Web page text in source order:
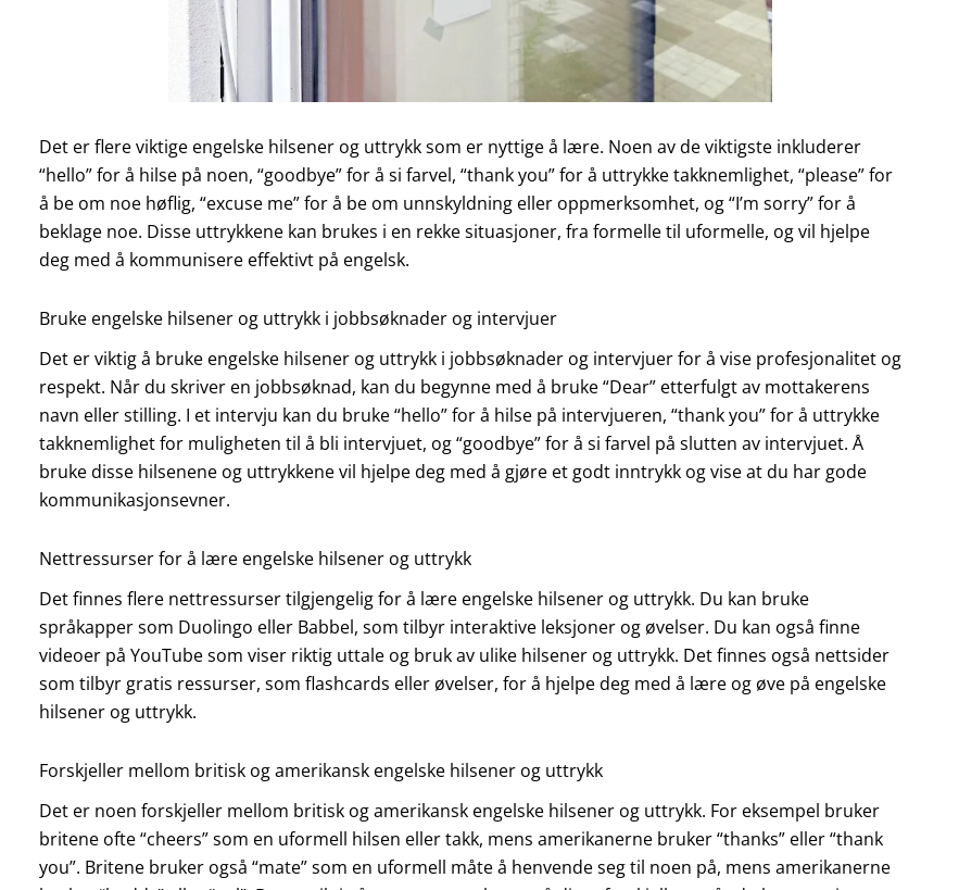
Det er flere viktige engelske hilsener og uttrykk som er nyttige å lære. Noen av de viktigste inkluderer
“hello” for å hilse på noen, “goodbye” for å si farvel, “thank you” for å uttrykke takknemlighet, “please” for
å be om noe høflig, “excuse me” for å be om unnskyldning eller oppmerksomhet, og “I’m sorry” for å
beklage noe. Disse uttrykkene kan brukes i en rekke situasjoner, fra formelle til uformelle, og vil hjelpe
deg med å kommunisere effektivt på engelsk.
Bruke engelske hilsener og uttrykk i jobbsøknader og intervjuer
Det er viktig å bruke engelske hilsener og uttrykk i jobbsøknader og intervjuer for å vise profesjonalitet og
respekt. Når du skriver en jobbsøknad, kan du begynne med å bruke “Dear” etterfulgt av mottakerens
navn eller stilling. I et intervju kan du bruke “hello” for å hilse på intervjueren, “thank you” for å uttrykke
takknemlighet for muligheten til å bli intervjuet, og “goodbye” for å si farvel på slutten av intervjuet. Å
bruke disse hilsenene og uttrykkene vil hjelpe deg med å gjøre et godt inntrykk og vise at du har gode
kommunikasjonsevner.
Nettressurser for å lære engelske hilsener og uttrykk
Det finnes flere nettressurser tilgjengelig for å lære engelske hilsener og uttrykk. Du kan bruke
språkapper som Duolingo eller Babbel, som tilbyr interaktive leksjoner og øvelser. Du kan også finne
videoer på YouTube som viser riktig uttale og bruk av ulike hilsener og uttrykk. Det finnes også nettsider
som tilbyr gratis ressurser, som flashcards eller øvelser, for å hjelpe deg med å lære og øve på engelske
hilsener og uttrykk.
Forskjeller mellom britisk og amerikansk engelske hilsener og uttrykk
Det er noen forskjeller mellom britisk og amerikansk engelske hilsener og uttrykk. For eksempel bruker
britene ofte “cheers” som en uformell hilsen eller takk, mens amerikanerne bruker “thanks” eller “thank
you”. Britene bruker også “mate” som en uformell måte å henvende seg til noen på, mens amerikanerne